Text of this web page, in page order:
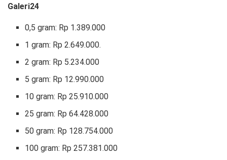
Galeri24
0,5 gram: Rp 1.389.000
1 gram: Rp 2.649.000.
‎2 gram: Rp 5.234.000 ‎
5 gram: Rp 12.990.000
‎10 gram: Rp 25.910.000
‎25 gram: Rp 64.428.000 ‎
50 gram: Rp 128.754.000
‎100 gram: Rp 257.381.000